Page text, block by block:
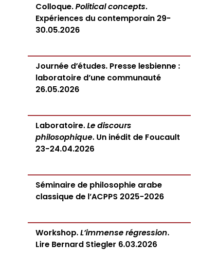
Colloque.Political concepts.
Expériences du contemporain 29-
30.05.2026
Journée d’études. Presse lesbienne :
laboratoire d’une communauté
26.05.2026
Laboratoire.Le discours
philosophique. Un inédit de Foucault
23-24.04.2026
Séminaire de philosophie arabe
classique de l’ACPPS 2025-2026
Workshop.L’immense régression.
Lire Bernard Stiegler 6.03.2026